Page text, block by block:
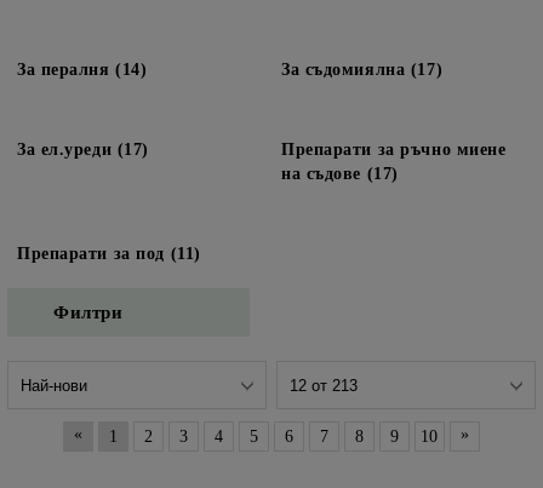
За пералня (14) За съдомиялна (17)
За ел.уреди (17)
Препарати за ръчно миене
на съдове (17)
Препарати за под (11)
Филтри
« 1 2 3 4 5 6 7 8 9 10 »